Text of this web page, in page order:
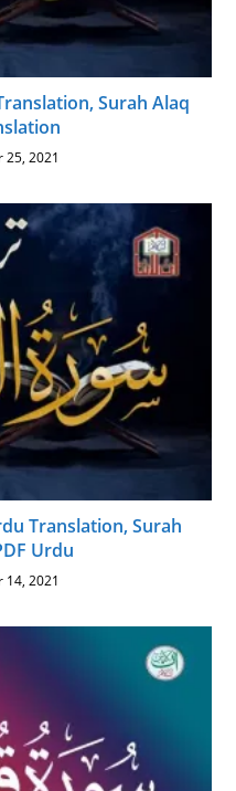
Surah Alaq
25, 2021
Translation, Surah
Urdu
14, 2021